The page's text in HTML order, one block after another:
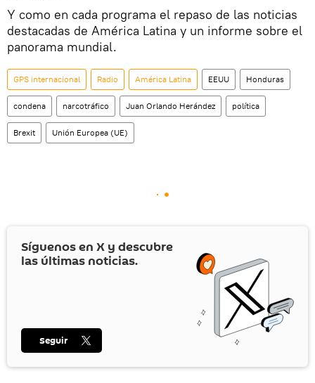
Y como en cada programa el repaso de las noticias
destacadas de América Latina y un informe sobre el
panorama mundial.
GPS internacional Radio América Latina EEUU Honduras
condena narcotráfico Juan Orlando Herández política
Brexit Unión Europea (UE)
Síguenos en X y descubre
las últimas noticias.
Seguir